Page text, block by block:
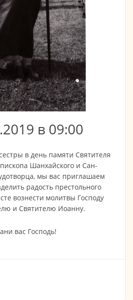
в 09:00
в день памяти Святителя
Шанхайского и Сан-
мы вас приглашаем
радость престольного
вознести молитвы Господу
и Святителю Иоанну.
вас Господь!